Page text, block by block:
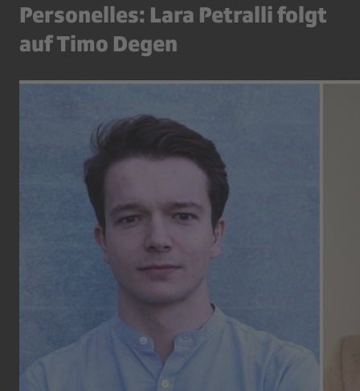
Personelles: Lara Petralli folgt
auf Timo Degen